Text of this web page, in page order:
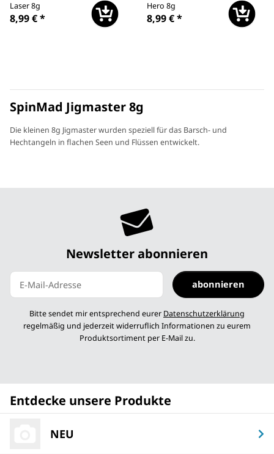
Laser 8g
8,99 €*
Hero 8g
8,99 €*
SpinMad Jigmaster 8g
Die kleinen 8g Jigmaster wurden speziell für das Barsch- und
Hechtangeln in flachen Seen und Flüssen entwickelt.
Newsletter abonnieren
abonnieren
Bitte sendet mir entsprechend eurer Datenschutzerklärung
regelmäßig und jederzeit widerruflich Informationen zu eurem
Produktsortiment per E-Mail zu.
Entdecke unsere Produkte
NEU